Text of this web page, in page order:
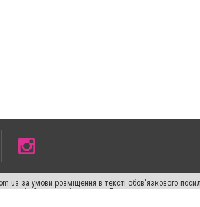
за умови розміщення в тексті обов'язкового
тексті або в якості джерела. Порушення виняткових